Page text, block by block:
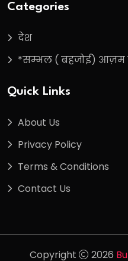
Categories
देश
*सम्भल ( बहजोई) आज़म
Quick Links
About Us
Privacy Policy
Terms & Conditions
Contact Us
Copyright 2026